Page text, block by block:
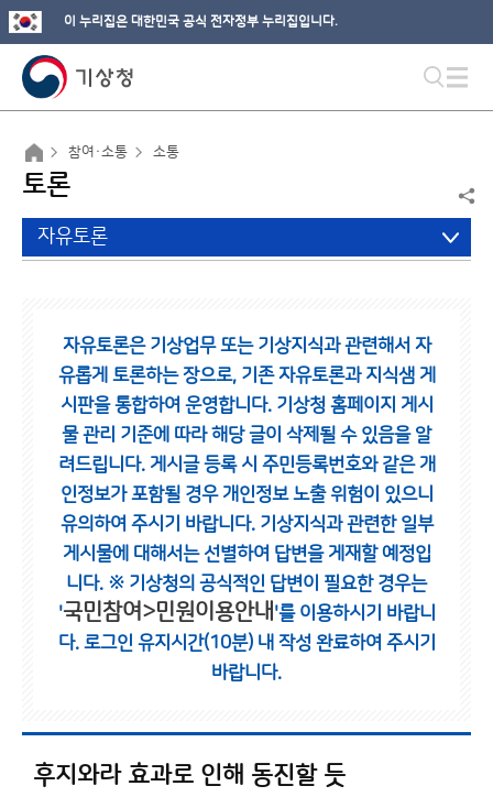
이 누리집은 대한민국 공식 전자정부 누리집입니다.
참여·소통 소통
토론
자유토론
자유토론은 기상업무 또는 기상지식과 관련해서 자
유롭게 토론하는 장으로, 기존 자유토론과 지식샘 게
시판을 통합하여 운영합니다. 기상청 홈페이지 게시
물 관리 기준에 따라 해당 글이 삭제될 수 있음을 알
려드립니다. 게시글 등록 시 주민등록번호와 같은 개
인정보가 포함될 경우 개인정보 노출 위험이 있으니
유의하여 주시기 바랍니다. 기상지식과 관련한 일부
게시물에 대해서는 선별하여 답변을 게재할 예정입
니다. ※ 기상청의 공식적인 답변이 필요한 경우는
'국민참여>민원이용안내 '를 이용하시기 바랍니
다. 로그인 유지시간(10분) 내 작성 완료하여 주시기
바랍니다.
후지와라 효과로 인해 동진할 듯